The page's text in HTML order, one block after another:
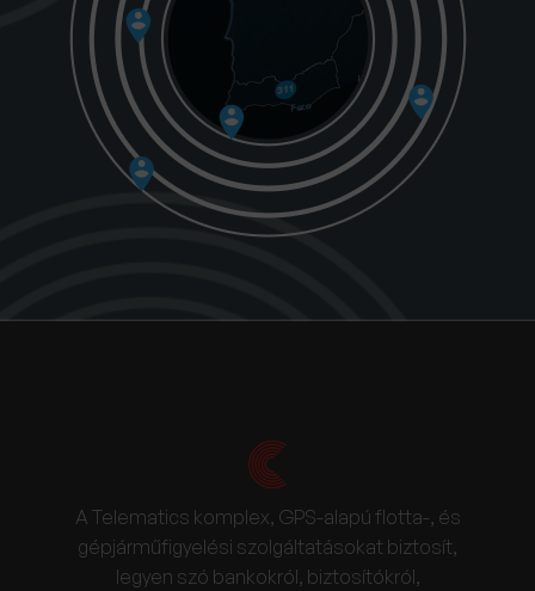
A Telematics komplex, GPS-alapú flotta-, és
gépjárműfigyelési szolgáltatásokat biztosít,
legyen szó bankokról, biztosítókról,